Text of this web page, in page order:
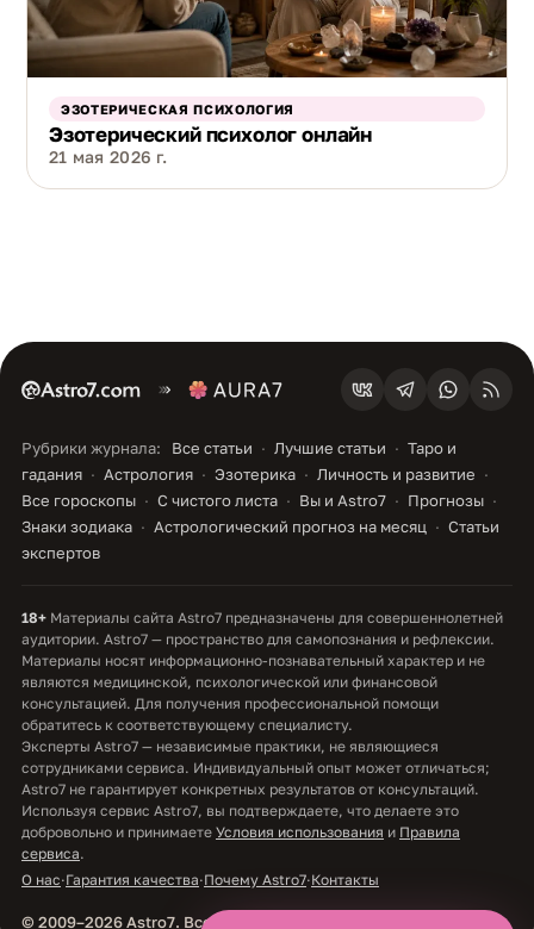
ЭЗОТЕРИЧЕСКАЯ ПСИХОЛОГИЯ
Эзотерический психолог онлайн
21 мая 2026 г.
Рубрики журнала: Все статьи Лучшие статьи
Таро и
гадания
Астрология Эзотерика
Личность и развитие
Все гороскопы
С чистого листа Вы и Astro7
Прогнозы
Знаки зодиака
Астрологический прогноз на месяц
Статьи
экспертов
18+ Материалы сайта Astro7 предназначены для совершеннолетней
аудитории. Astro7 — пространство для самопознания и рефлексии.
Материалы носят информационно-познавательный характер и не
являются медицинской, психологической или финансовой
консультацией. Для получения профессиональной помощи
обратитесь к соответствующему специалисту.
Эксперты Astro7 — независимые практики, не являющиеся
сотрудниками сервиса. Индивидуальный опыт может отличаться;
Astro7 не гарантирует конкретных результатов от консультаций.
Используя сервис Astro7, вы подтверждаете, что делаете это
добровольно и принимаете Условия использования и Правила
сервиса.
О нас·Гарантия качества·Почему Astro7·Контакты
© 2009–2026 Astro7. Все права защищены.